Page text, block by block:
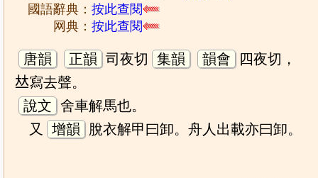
國語辭典：按此查閱
网典：按此查閱
唐韻 正韻 司夜切 集韻 韻會
四夜切，
𠀤寫去聲。
說文 舍車解馬也。
又
增韻 脫衣解甲曰卸。舟人出載亦曰卸。